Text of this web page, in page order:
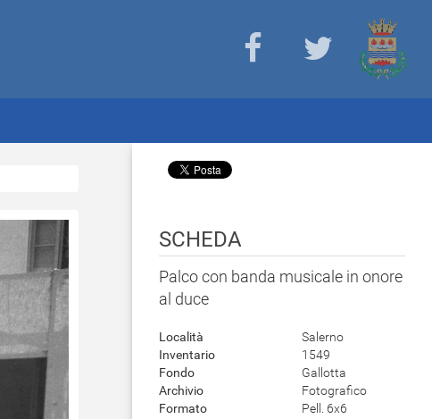
SCHEDA
Palco con banda musicale in onore
al duce
Località
Salerno
Inventario
1549
Fondo
Gallotta
Archivio
Fotografico
Formato
Pell. 6x6